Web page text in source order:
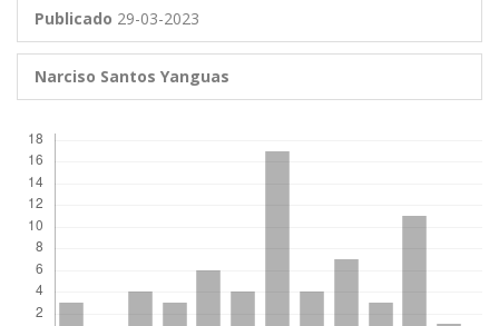
Publicado 29-03-2023
Narciso Santos Yanguas